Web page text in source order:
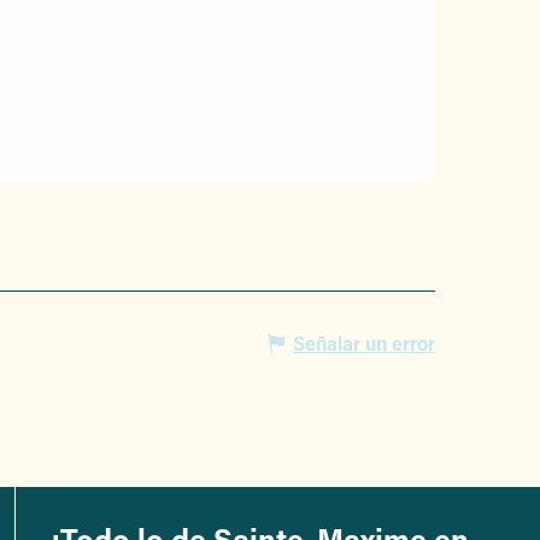
Señalar un error